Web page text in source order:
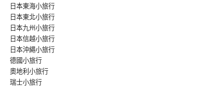
日本東海小旅行
日本東北小旅行
日本九州小旅行
日本信越小旅行
日本沖繩小旅行
德國小旅行
奧地利小旅行
瑞士小旅行